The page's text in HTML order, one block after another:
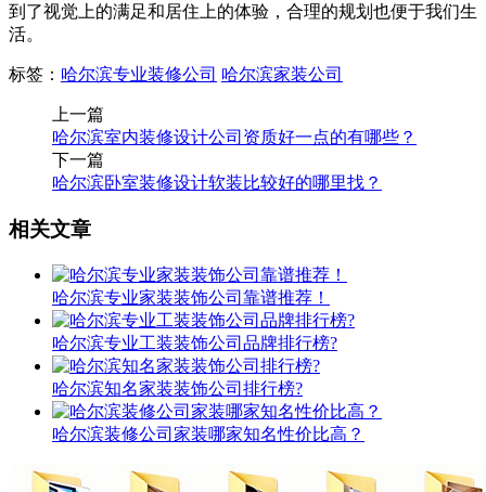
到了视觉上的满足和居住上的体验，合理的规划也便于我们生
活。
标签： 哈尔滨专业装修公司 哈尔滨家装公司
上一篇
哈尔滨室内装修设计公司资质好一点的有哪些？
下一篇
哈尔滨卧室装修设计软装比较好的哪里找？
相关文章
哈尔滨专业家装装饰公司靠谱推荐！
哈尔滨专业工装装饰公司品牌排行榜?
哈尔滨知名家装装饰公司排行榜?
哈尔滨装修公司家装哪家知名性价比高？